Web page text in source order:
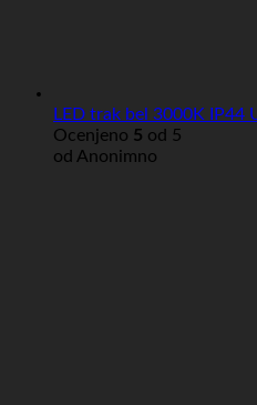
LED trak bel 3000K IP44
Ocenjeno 5 od 5
od Anonimno